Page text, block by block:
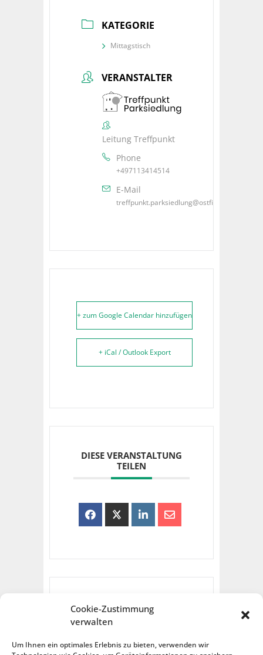
Cookie-Zustimmung
verwalten
Um Ihnen ein optimales Erlebnis zu bieten, verwenden wir
KATEGORIE
Mittagstisch
VERANSTALTER
Leitung Treffpunkt
Phone
+497113414514
E-Mail
treffpunkt.parksiedlung@ostfildern.de
+ zum Google Calendar hinzufügen
+ iCal / Outlook Export
DIESE VERANSTALTUNG
TEILEN